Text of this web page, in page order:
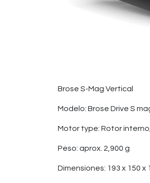
Brose S-Mag Vertical
Modelo: Brose Drive S
Motor type: Rotor
Peso: aprox. 2,900 g
Dimensiones: 193 x 150 x